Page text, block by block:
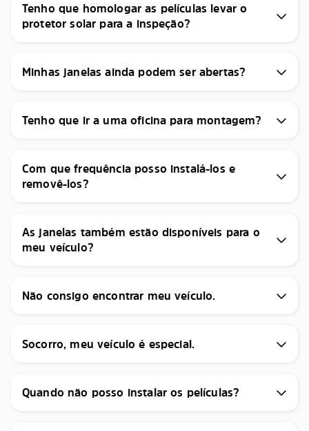
Tenho que homologar as películas levar o
protetor solar para a inspeção?
Minhas janelas ainda podem ser abertas?
Tenho que ir a uma oficina para montagem?
Com que frequência posso instalá-los e
removê-los?
As janelas também estão disponíveis para o
meu veículo?
Não consigo encontrar meu veículo.
Socorro, meu veículo é especial.
Quando não posso instalar os películas?